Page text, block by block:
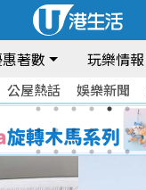
著數 玩樂情報
公屋熱話 娛樂新聞